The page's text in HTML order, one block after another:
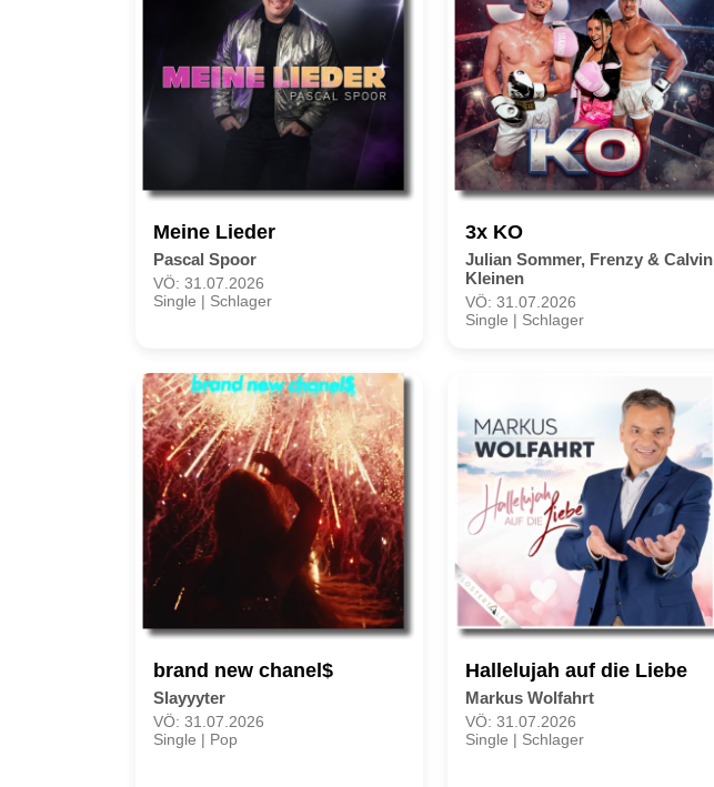
Meine Lieder
Pascal Spoor
VÖ: 31.07.2026
Single | Schlager
3x KO
Julian Sommer, Frenzy & Calvin
Kleinen
VÖ: 31.07.2026
Single | Schlager
brand new chanel$
Slayyyter
VÖ: 31.07.2026
Single | Pop
Hallelujah auf die Liebe
Markus Wolfahrt
VÖ: 31.07.2026
Single | Schlager